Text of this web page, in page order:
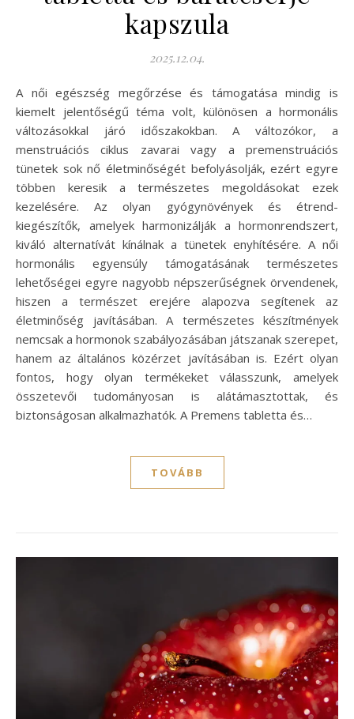
kapszula
2025.12.04.
A női egészség megőrzése és támogatása mindig is
kiemelt jelentőségű téma volt, különösen a hormonális
változásokkal járó időszakokban. A változókor, a
menstruációs ciklus zavarai vagy a premenstruációs
tünetek sok nő életminőségét befolyásolják, ezért egyre
többen keresik a természetes megoldásokat ezek
kezelésére. Az olyan gyógynövények és étrend-
kiegészítők, amelyek harmonizálják a hormonrendszert,
kiváló alternatívát kínálnak a tünetek enyhítésére. A női
hormonális egyensúly támogatásának természetes
lehetőségei egyre nagyobb népszerűségnek örvendenek,
hiszen a természet erejére alapozva segítenek az
életminőség javításában. A természetes készítmények
nemcsak a hormonok szabályozásában játszanak szerepet,
hanem az általános közérzet javításában is. Ezért olyan
fontos, hogy olyan termékeket válasszunk, amelyek
összetevői tudományosan is alátámasztottak, és
biztonságosan alkalmazhatók. A Premens tabletta és…
TOVÁBB